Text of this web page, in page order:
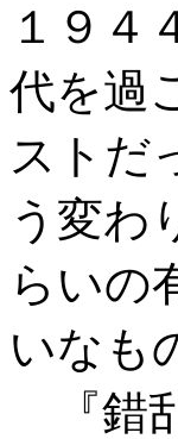
１９４
代を過
ストだ
う変わ
らいの
いなも
『錯